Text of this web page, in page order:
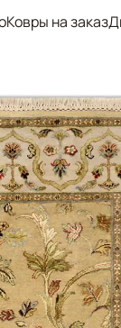
Ковры на заказ